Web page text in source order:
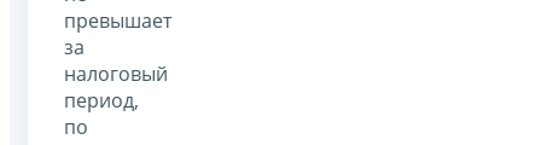
превышает
за
налоговый
период,
по